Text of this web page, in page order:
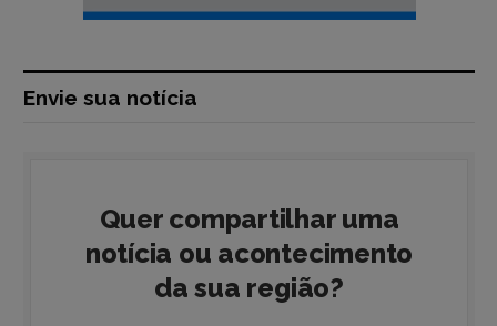
Envie sua notícia
Quer compartilhar uma
notícia ou acontecimento
da sua região?